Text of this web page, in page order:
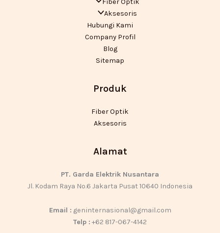
Aksesoris
Hubungi Kami
Company Profil
Blog
Sitemap
Produk
Fiber Optik
Aksesoris
Alamat
PT. Garda Elektrik Nusantara
Jl. Kodam Raya No.6 Jakarta Pusat 10640 Indonesia
Email : geninternasional@gmail.com
Telp : +62 817-067-4142